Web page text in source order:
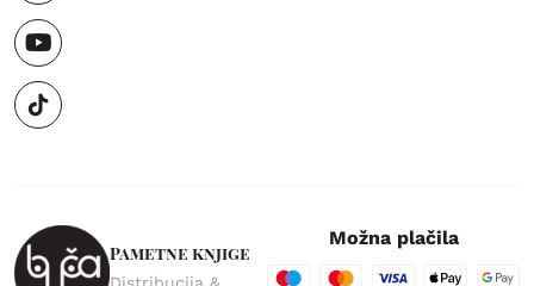
Pametne knjige
Možna plačila